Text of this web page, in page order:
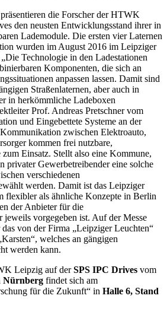
die Forscher der HTWK
den neusten Entwicklungsstand ihrer in
Lademodule. Die ersten vier Laternen
wurden im August 2016 im Leipziger
Technologie in den Ladestationen
Komponenten, die sich an
anpassen lassen. Damit sind
Straßenlaternen, aber auch in
in herkömmliche Ladeboxen
Prof. Andreas Pretschner vom
und Eingebettete Systeme an der
zwischen Elektroauto,
kommen frei nutzbare,
Einsatz. Stellt also eine Kommune,
privater Gewerbetreibender eine solche
verschiedenen
werden. Damit ist das Leipziger
flexibler als ähnliche Konzepte in Berlin
der Anbieter für die
jeweils vorgegeben ist. Auf der Messe
das von der Firma „Leipziger Leuchten“
welches an gängigen
werden kann.
Leipzig auf derSPS IPC Drives vom
Nürnberg findet sich am
für die Zukunft“ in Halle 6, Stand